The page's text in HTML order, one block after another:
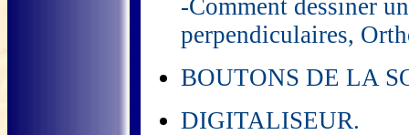
-Comment dessiner
perpendiculaires,
BOUTONS DE LA
DIGITALISEUR.